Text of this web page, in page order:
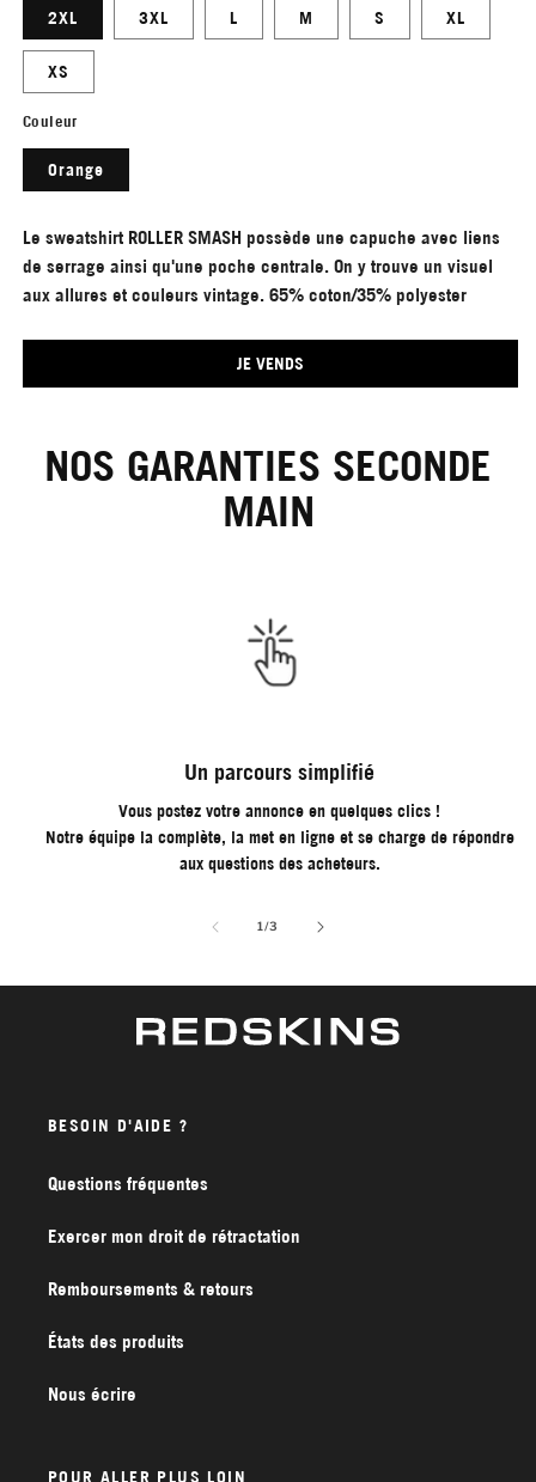
2XL 3XL L M S XL
XS
Couleur
Orange
Le sweatshirt ROLLER SMASH possède une capuche avec liens
de serrage ainsi qu'une poche centrale. On y trouve un visuel
aux allures et couleurs vintage. 65% coton/35% polyester
JE VENDS
NOS GARANTIES SECONDE
MAIN
Un parcours simplifié
Vous postez votre annonce en quelques clics !
Notre équipe la complète, la met en ligne et se charge de répondre
aux questions des acheteurs.
1/de
3
BESOIN D'AIDE ?
Questions fréquentes
Exercer mon droit de rétractation
Remboursements & retours
États des produits
Nous écrire
POUR ALLER PLUS LOIN